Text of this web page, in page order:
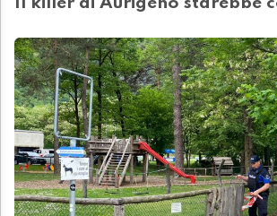
Il killer di Aurigeno starebbe